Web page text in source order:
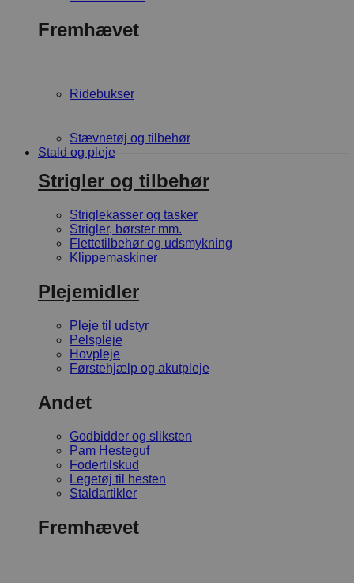
Fremhævet
Ridebukser
Stævnetøj og tilbehør
Stald og pleje
Strigler og tilbehør
Striglekasser og tasker
Strigler, børster mm.
Flettetilbehør og udsmykning
Klippemaskiner
Plejemidler
Pleje til udstyr
Pelspleje
Hovpleje
Førstehjælp og akutpleje
Andet
Godbidder og sliksten
Pam Hesteguf
Fodertilskud
Legetøj til hesten
Staldartikler
Fremhævet